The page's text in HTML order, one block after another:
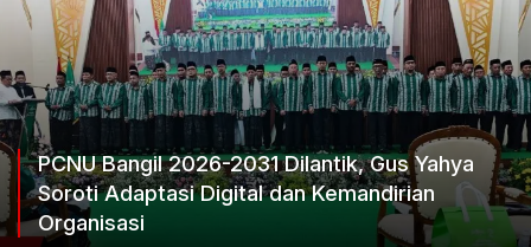
PCNU Bangil 2026-2031 Dilantik, Gus Yahya
Soroti Adaptasi Digital dan Kemandirian
Organisasi